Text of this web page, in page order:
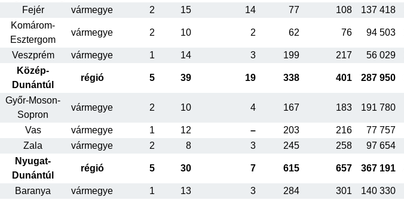
Fejér vármegye 2 15 14 77 108 137 418
Komárom-
Esztergom
vármegye 2 10 2 62 76 94 503
Veszprém vármegye 1 14 3 199 217 56 029
Közép-
Dunántúl
régió 5 39 19 338 401 287 950
Győr-Moson-
Sopron
vármegye 2 10 4 167 183 191 780
Vas vármegye 1 12 – 203 216 77 757
Zala
vármegye 2 8 3 245 258 97 654
Nyugat-
Dunántúl
régió 5 30 7 615 657 367 191
Baranya vármegye 1 13 3 284 301 140 330